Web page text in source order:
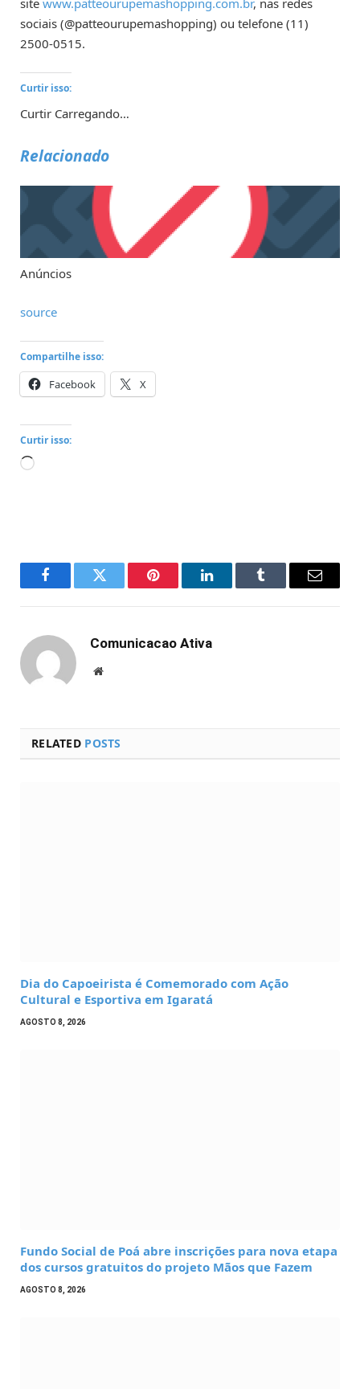
sociais (@patteourupemashopping) ou telefone (11)
2500-0515.
Curtir isso:
Curtir Carregando…
Relacionado
Anúncios
source
Compartilhe isso:
Facebook X
Curtir isso:
Carregando...
FacebookTwitter Pinterest LinkedInTumblr Email
Comunicacao Ativa
Website
RELATED POSTS
Dia do Capoeirista é Comemorado com Ação
Cultural e Esportiva em Igaratá
AGOSTO 8, 2026
Fundo Social de Poá abre inscrições para nova etapa
dos cursos gratuitos do projeto Mãos que Fazem
AGOSTO 8, 2026